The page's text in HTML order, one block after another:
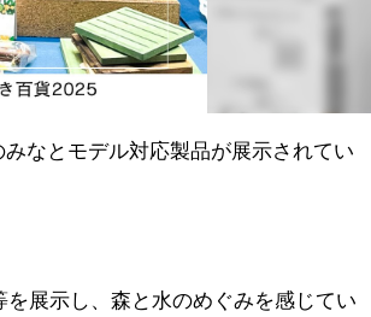
なとモデル対応製品が展示されてい
展示し、森と水のめぐみを感じてい